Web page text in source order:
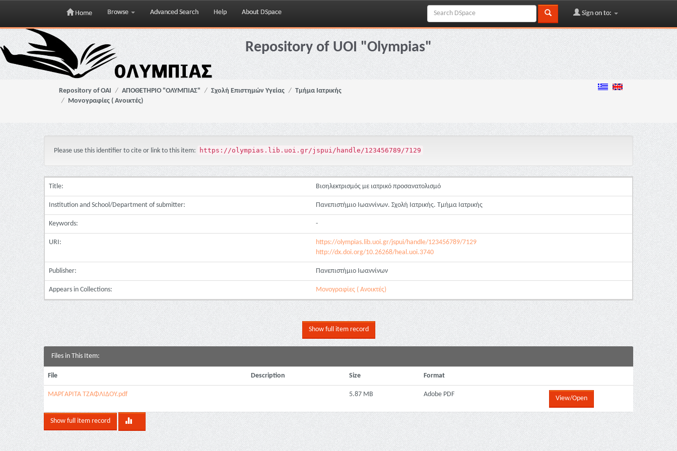
Skip
navigation
Home Browse Advanced Search Help About DSpace Sign on to:
Repository of UOI "Olympias"
Repository of OAI ΑΠΟΘΕΤΗΡΙΟ "ΟΛΥΜΠΙΑΣ" Σχολή Επιστημών Υγείας
Τμήμα Ιατρικής
Μονογραφίες ( Ανοικτές)
Please use this identifier to cite or link to this item: https://olympias.lib.uoi.gr/jspui/handle/123456789/7129
Title: Βιοηλεκτρισμός με ιατρικό προσανατολισμό
Institution and School/Department of submitter: Πανεπιστήμιο Ιωαννίνων. Σχολή Ιατρικής. Τμήμα Ιατρικής
Keywords: -
URI:
https://olympias.lib.uoi.gr/jspui/handle/123456789/7129
http://dx.doi.org/10.26268/heal.uoi.3740
Publisher: Πανεπιστήμιο Ιωαννίνων
Appears in Collections: Μονογραφίες ( Ανοικτές)
Show full item record
Files in This Item:
File Description Size Format
ΜΑΡΓΑΡΙΤΑ ΤΖΑΦΛΙΔΟΥ.pdf 5.87 MB Adobe PDF
View/Open
Show full item record